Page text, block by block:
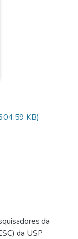
KB)
da
da USP